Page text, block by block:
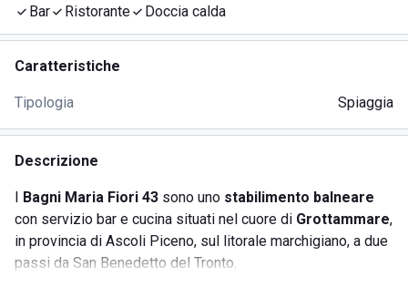
Bar
Ristorante Doccia calda
Caratteristiche
Tipologia Spiaggia
Descrizione
I Bagni Maria Fiori 43 sono uno stabilimento balneare
con servizio bar e cucina situati nel cuore di Grottammare,
in provincia di Ascoli Piceno, sul litorale marchigiano, a due
passi da San Benedetto del Tronto.